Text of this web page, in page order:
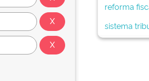
reforma
sistema